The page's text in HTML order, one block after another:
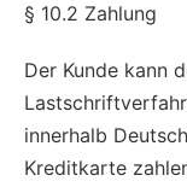
§ 10.2 Zahlung
Der Kunde kann
innerhalb
Kreditkarte